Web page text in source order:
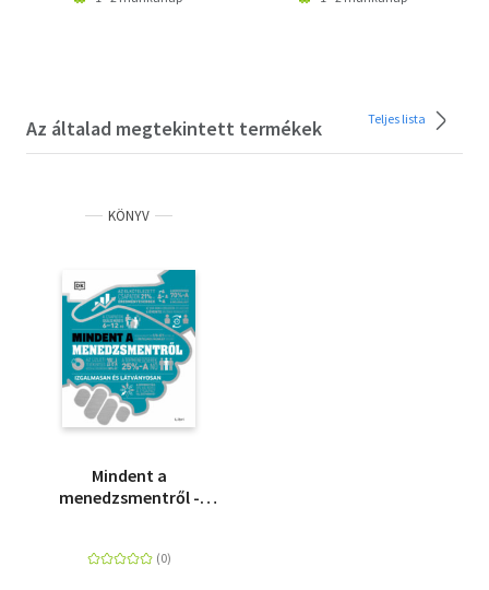
Az általad megtekintett termékek Teljes lista
KÖNYV
Mindent a
menedzsmentről -